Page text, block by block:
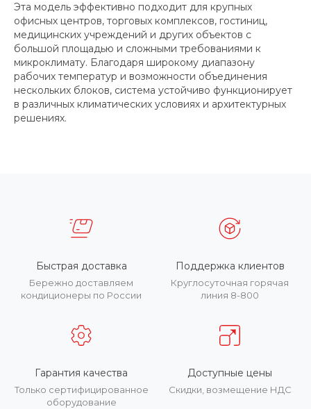
Эта модель эффективно подходит для крупных
офисных центров, торговых комплексов, гостиниц,
медицинских учреждений и других объектов с
большой площадью и сложными требованиями к
микроклимату. Благодаря широкому диапазону
рабочих температур и возможности объединения
нескольких блоков, система устойчиво функционирует
в различных климатических условиях и архитектурных
решениях.
Быстрая доставка
Бережно доставляем
кондиционеры по России
Поддержка клиентов
Круглосуточная горячая
линия 8-800
Гарантия качества
Только сертифицированное
оборудование
Доступные цены
Скидки, возмещение НДС